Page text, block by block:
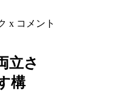
x コメント
立さ
構